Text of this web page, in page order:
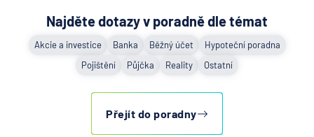
Najděte dotazy v poradně dle témat
Akcie a investice Banka Běžný účet
Hypoteční poradna
Pojištění
Půjčka Reality Ostatní
Přejít do poradny